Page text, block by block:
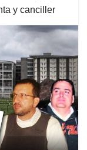
y canciller